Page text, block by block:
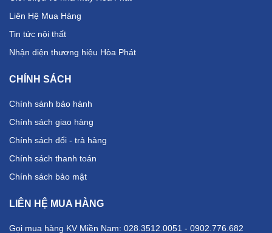
Liên Hệ Mua Hàng
Tin tức nội thất
Nhận diện thương hiệu Hòa Phát
CHÍNH SÁCH
Chính sánh bảo hành
Chính sách giao hàng
Chính sách đổi - trả hàng
Chính sách thanh toán
Chính sách bảo mật
LIÊN HỆ MUA HÀNG
Gọi mua hàng KV Miền Nam: 028.3512.0051 - 0902.776.682